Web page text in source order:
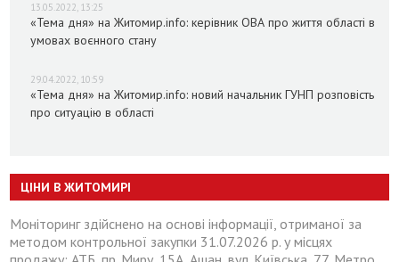
13.05.2022, 13:25
«Тема дня» на Житомир.info: керівник ОВА про життя області в
умовах воєнного стану
29.04.2022, 10:59
«Тема дня» на Житомир.info: новий начальник ГУНП розповість
про ситуацію в області
ЦІНИ В ЖИТОМИРІ
Моніторинг здійснено на основі інформації, отриманої за
методом контрольної закупки 31.07.2026 р. у місцях